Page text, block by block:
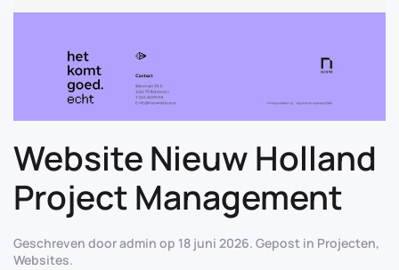
Website Nieuw Holland
Project Management
Geschreven dooradmin op 18 juni 2026. Gepost in Projecten,
Websites.